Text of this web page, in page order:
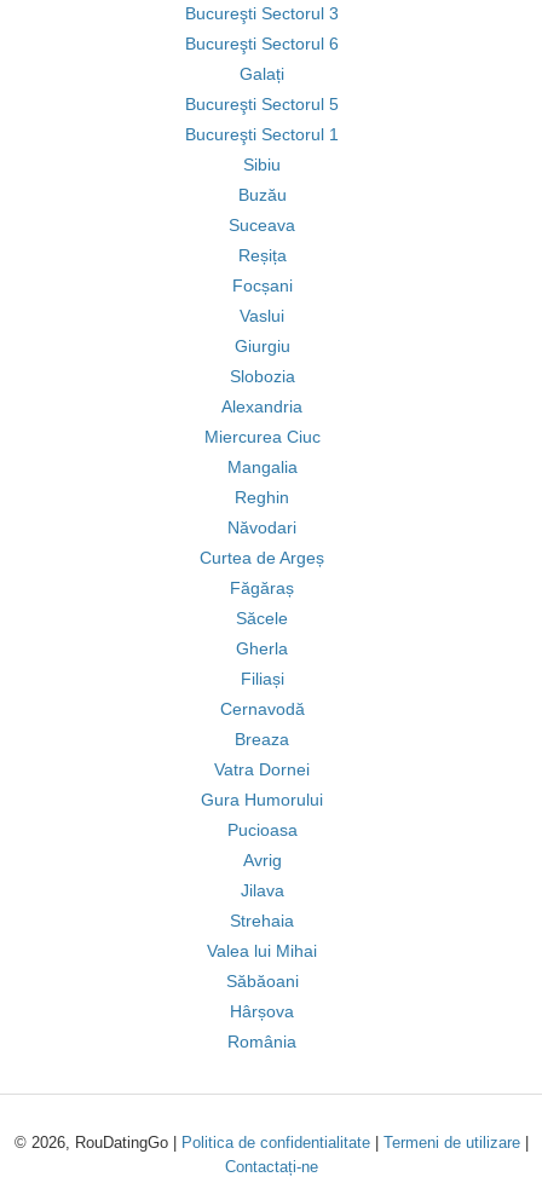
Bucureşti Sectorul 3
Bucureşti Sectorul 6
Galați
Bucureşti Sectorul 5
Bucureşti Sectorul 1
Sibiu
Buzău
Suceava
Reșița
Focșani
Vaslui
Giurgiu
Slobozia
Alexandria
Miercurea Ciuc
Mangalia
Reghin
Năvodari
Curtea de Argeș
Făgăraș
Săcele
Gherla
Filiași
Cernavodă
Breaza
Vatra Dornei
Gura Humorului
Pucioasa
Avrig
Jilava
Strehaia
Valea lui Mihai
Săbăoani
Hârșova
România
© 2026, RouDatingGo | Politica de confidentialitate| Termeni de utilizare|
Contactați-ne